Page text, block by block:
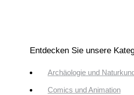
Entdecken Sie unsere
Archäologie und
Comics und Animation